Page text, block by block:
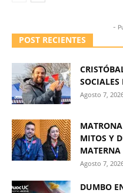
-
POST RECIENTES
Agosto 7,
MITOS Y
MATERNA
Agosto 7,
DUMBO